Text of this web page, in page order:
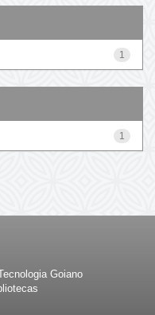
1
1
Goiano